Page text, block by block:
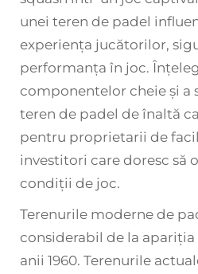
unei teren de padel
experiența jucătorilor,
performanța în joc.
componentelor cheie și a
teren de padel de înaltă
pentru proprietarii de
investitori care doresc să
condiții de joc.
Terenurile moderne de
considerabil de la
anii 1960. Terenurile